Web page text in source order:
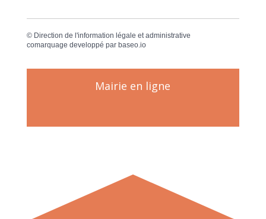
© Direction de l'information légale et administrative
comarquage developpé par baseo.io
Mairie en ligne